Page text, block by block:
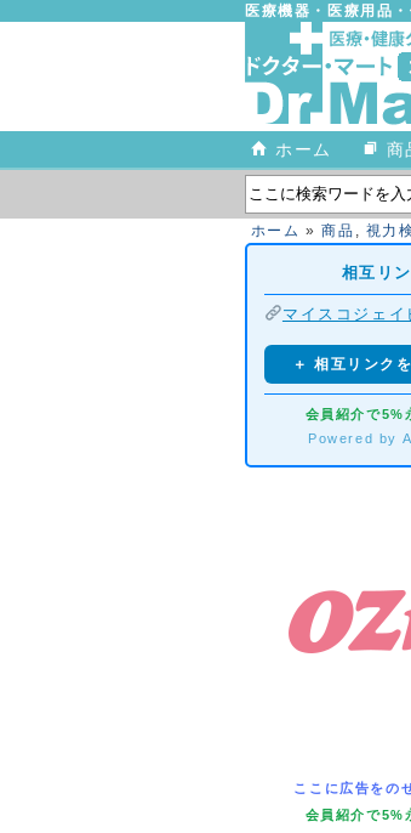
医療機器・医療用品
ホーム 商
ホーム »商品 , 視力
相互リ
マイスコジェイ
＋ 相互リンク
会員紹介で5%
Powered by
ここに広告をの
会員紹介で5%